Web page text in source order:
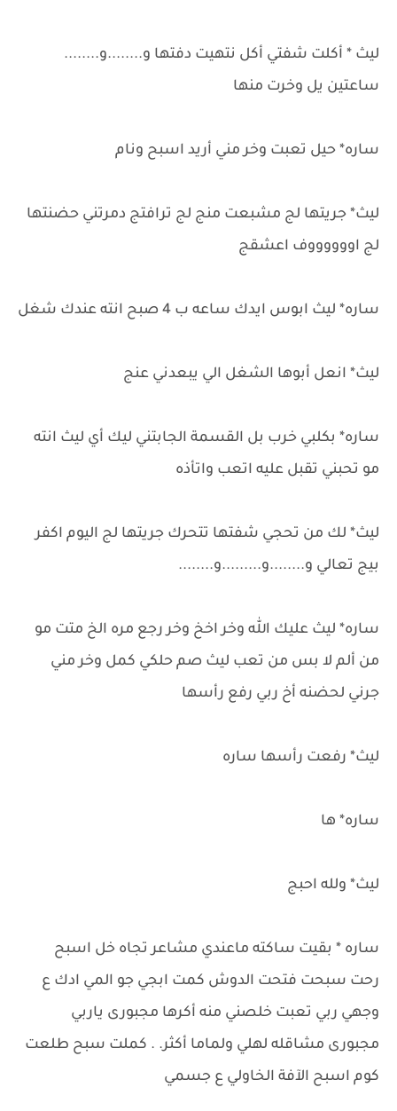
ليث * أكلت شفتي أكل نتهيت دفتها و........و........
ساعتين يل وخرت منها
ساره* حيل تعبت وخر مني أريد اسبح ونام
ليث* جريتها لج مشبعت منج لج ترافتج دمرتني حضنتها
لج اووووووف اعشقج
ساره* ليث ابوس ايدك ساعه ب 4 صبح انته عندك شغل
ليث* انعل أبوها الشغل الي يبعدني عنج
ساره* بكلبي خرب بل القسمة الجابتني ليك أي ليث انته
مو تحبني تقبل عليه اتعب واتأذه
ليث* لك من تحجي شفتها تتحرك جريتها لج اليوم اكفر
بيج تعالي و........و.........و........
ساره* ليث عليك الله وخر اخخ وخر رجع مره الخ متت مو
من ألم لا بس من تعب ليث صم حلكي كمل وخر مني
جرني لحضنه أخ ربي رفع رأسها
ليث* رفعت رأسها ساره
ساره* ها
ليث* ولله احبج
ساره * بقيت ساكته ماعندي مشاعر تجاه خل اسبح
رحت سبحت فتحت الدوش كمت ابجي جو المي ادك ع
وجهي ربي تعبت خلصني منه أكرها مجبورى ياربي
مجبورى مشاقله لهلي ولماما أكثر. . كملت سبح طلعت
كوم اسبح الآفة الخاولي ع جسمي